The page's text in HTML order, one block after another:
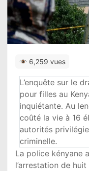
6,259 vues
L’enquête sur le
pour filles au
inquiétante. Au
coûté la vie à 16
autorités
criminelle.
La police kényane
l’arrestation de